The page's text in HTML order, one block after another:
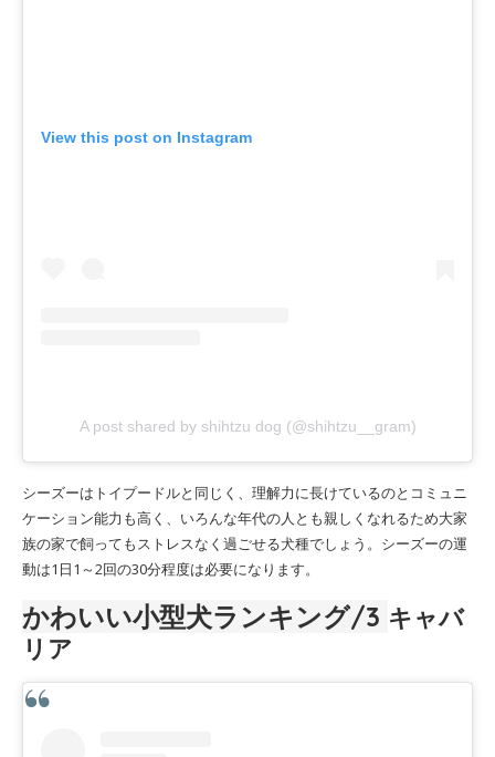
View this post on Instagram
A post shared by shihtzu dog (@shihtzu__gram)
シーズーはトイプードルと同じく、理解力に長けているのとコミュニ
ケーション能力も高く、いろんな年代の人とも親しくなれるため大家
族の家で飼ってもストレスなく過ごせる犬種でしょう。シーズーの運
動は1日1～2回の30分程度は必要になります。
かわいい小型犬ランキング/3 キャバ
リア